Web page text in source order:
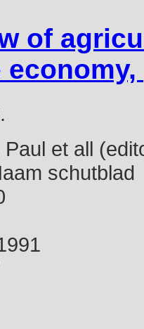
of
et all
schutblad